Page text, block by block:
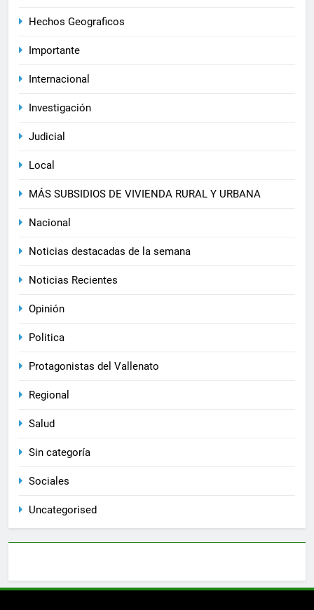
Hechos Geograficos
Importante
Internacional
Investigación
Judicial
Local
MÁS SUBSIDIOS DE VIVIENDA RURAL Y URBANA
Nacional
Noticias destacadas de la semana
Noticias Recientes
Opinión
Politica
Protagonistas del Vallenato
Regional
Salud
Sin categoría
Sociales
Uncategorised